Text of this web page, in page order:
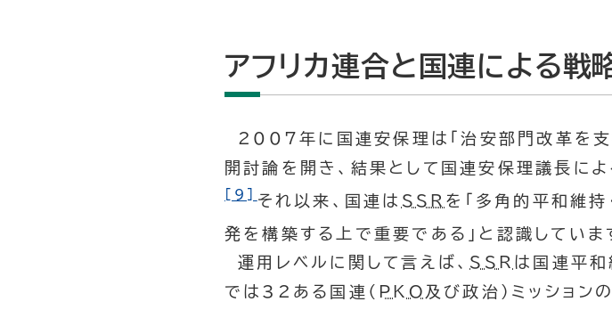
アフリカ連合と国連による戦
2007年に国連安保理は「治安部門改革を支
開討論を開き、結果として国連安保理議長によ
[9] それ以来、国連は SSR を「多角的平和維
発を構築する上で重要である」と認識していま
運用レベルに関して言えば、 SSR は国連平和
では32ある国連（ PKO 及び政治）ミッション